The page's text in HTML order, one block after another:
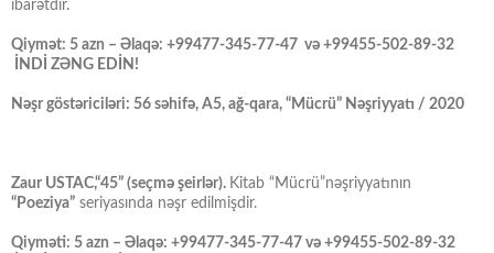
ibarətdir.
Qiymət: 5 azn – Əlaqə: +99477-345-77-47 və +99455-502-89-32
İNDİ ZƏNG EDİN!
Nəşr göstəriciləri: 56 səhifə, A5, ağ-qara, “Mücrü” Nəşriyyatı / 2020
Zaur USTAC,“45” (seçmə şeirlər). Kitab “Mücrü”nəşriyyatının
“Poeziya” seriyasında nəşr edilmişdir.
Qiyməti: 5 azn – Əlaqə: +99477-345-77-47 və +99455-502-89-32